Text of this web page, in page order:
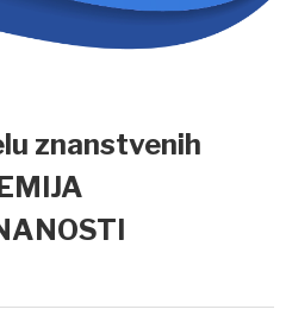
znanstvenih